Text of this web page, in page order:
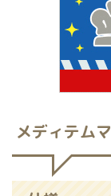
メディテム